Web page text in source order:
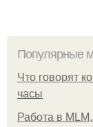
Популярные
Что говорят
часы
Работа в